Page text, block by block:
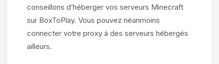
conseillons d’héberger vos serveurs Minecraft
sur BoxToPlay. Vous pouvez néanmoins
connecter votre proxy à des serveurs hébergés
ailleurs.